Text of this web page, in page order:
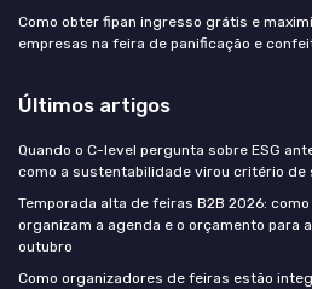
Como obter fipan ingresso grátis e
empresas na feira de panificação e
Últimos artigos
Quando o C-level pergunta sobre ESG
como a sustentabilidade virou critério de
Temporada alta de feiras B2B 2026:
organizam a agenda e o orçamento para
outubro
Como organizadores de feiras estão